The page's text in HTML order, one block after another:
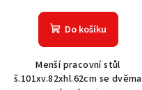
Do košíku
Menší pracovní stůl
š.101xv.82xhl.62cm se dvěma